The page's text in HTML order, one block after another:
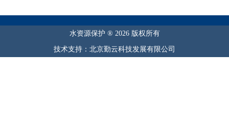
水资源保护 ® 2026 版权所有
技术支持：北京勤云科技发展有限公司